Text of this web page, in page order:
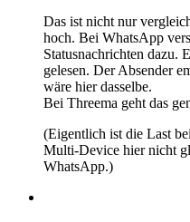
Das ist nicht nur
hoch. Bei WhatsApp
Statusnachrichten dazu.
gelesen. Der Absender
wäre hier dasselbe.
Bei Threema geht das
(Eigentlich ist die Last
Multi-Device hier nicht
WhatsApp.)